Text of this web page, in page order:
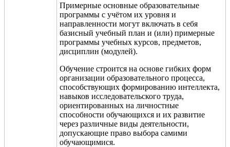
Примерные основные образовательные
программы с учётом их уровня и
направленности могут включать в себя
базисный учебный план и (или) примерные
программы учебных курсов, предметов,
дисциплин (модулей).
Обучение строится на основе гибких форм
организации образовательного процесса,
способствующих формированию интеллекта,
навыков исследовательского труда,
ориентированных на личностные
способности обучающихся и их развитие
через различные виды деятельности,
допускающие право выбора самими
обучающимися.